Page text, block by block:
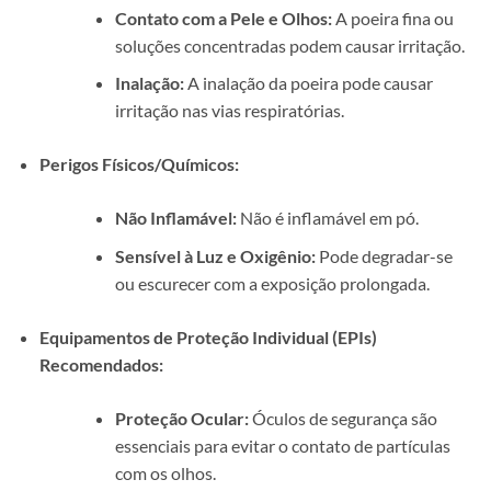
Contato com a Pele e Olhos:A poeira fina ou
soluções concentradas podem causar irritação.
Inalação:A inalação da poeira pode causar
irritação nas vias respiratórias.
Perigos Físicos/Químicos:
Não Inflamável:Não é inflamável em pó.
Sensível à Luz e Oxigênio:Pode degradar-se
ou escurecer com a exposição prolongada.
Equipamentos de Proteção Individual (EPIs)
Recomendados:
Proteção Ocular:Óculos de segurança são
essenciais para evitar o contato de partículas
com os olhos.